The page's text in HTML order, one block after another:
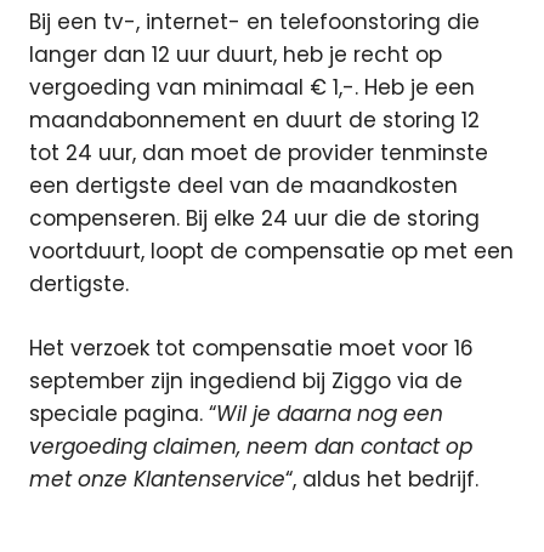
Bij een tv-, internet- en telefoonstoring die
langer dan 12 uur duurt, heb je recht op
vergoeding van minimaal € 1,-. Heb je een
maandabonnement en duurt de storing 12
tot 24 uur, dan moet de provider tenminste
een dertigste deel van de maandkosten
compenseren. Bij elke 24 uur die de storing
voortduurt, loopt de compensatie op met een
dertigste.
Het verzoek tot compensatie moet voor 16
september zijn ingediend bij Ziggo via de
speciale pagina. “Wil je daarna nog een
vergoeding claimen, neem dan contact op
met onze Klantenservice“, aldus het bedrijf.